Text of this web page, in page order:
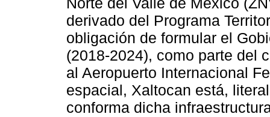
derivado del Programa
obligación de formular el
(2018-2024), como parte del
al Aeropuerto Internacional
espacial, Xaltocan está,
conforma dicha